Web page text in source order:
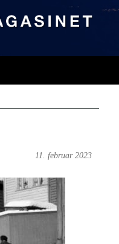
11. februar 2023